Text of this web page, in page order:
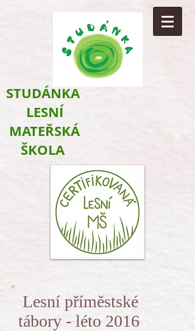
​STUDÁNKA
LESNÍ
MATEŘSKÁ
ŠKOLA
Lesní příměstské
tábory - léto 2016